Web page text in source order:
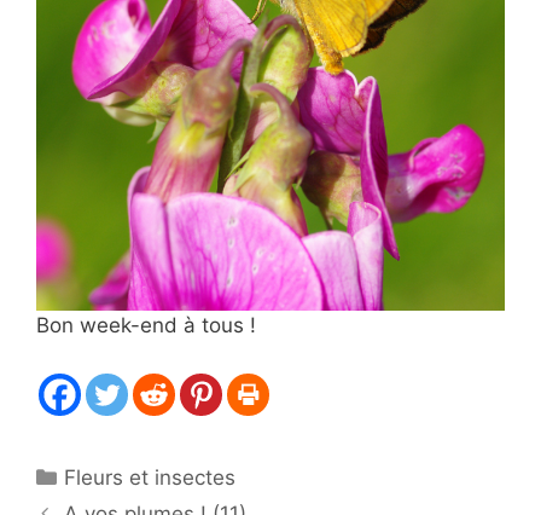
Bon week-end à tous !
Catégories
Fleurs et insectes